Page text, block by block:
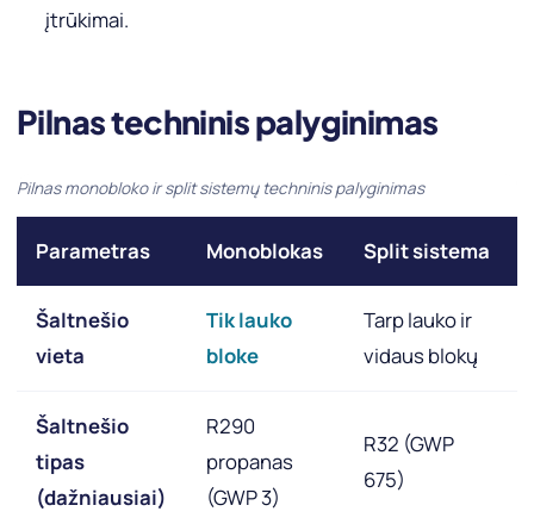
įtrūkimai.
Pilnas techninis palyginimas
Pilnas monobloko ir split sistemų techninis palyginimas
Parametras Monoblokas Split sistema
Šaltnešio
vieta
Tik lauko
bloke
Tarp lauko ir
vidaus blokų
Šaltnešio
tipas
(dažniausiai)
R290
propanas
(GWP 3)
R32 (GWP
675)